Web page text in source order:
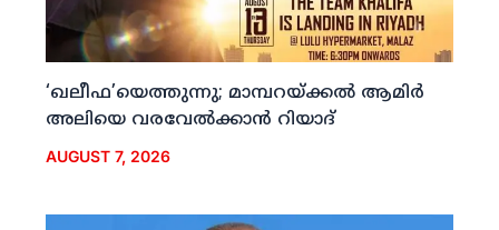
‘ഖലീഫ’യെത്തുന്നു; മാമ്പറയ്ക്കല്‍ ആമിര്‍
അലിയെ വരവേല്‍ക്കാന്‍ റിയാദ്
AUGUST 7, 2026